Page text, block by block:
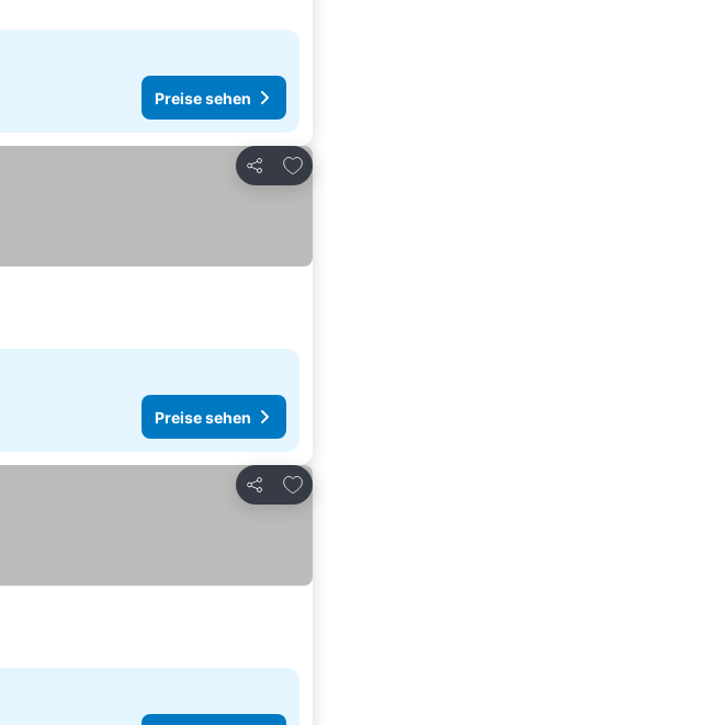
Preise sehen
Teilen
Zu Favoriten hinzufügen
Preise sehen
Teilen
Zu Favoriten hinzufügen